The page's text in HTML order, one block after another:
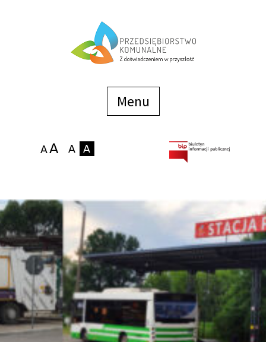
Menu
Zakłady
Podaj stan wodomierza
Kontakt
Oferta